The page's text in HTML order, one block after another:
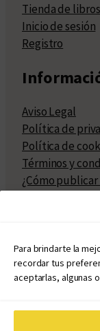
Para brindarte la
recordar tus
aceptarlas, algunas
Tienda de
Inicio de sesión
Registro
Aviso Legal
Política de
Política de
Términos y
¿Cómo
Políticas de
Políticas de
Atribuciones